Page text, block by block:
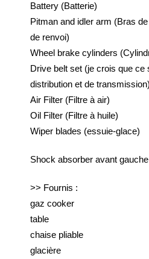
Battery (Batterie)
Pitman and idler arm (Bras
de renvoi)
Wheel brake cylinders
Drive belt set (je crois que ce
distribution et de transmission)
Air Filter (Filtre à air)
Oil Filter (Filtre à huile)
Wiper blades (essuie-glace)
Shock absorber avant
>> Fournis :
gaz cooker
table
chaise pliable
glacière